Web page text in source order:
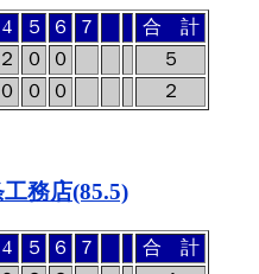
4 ５ ６ ７
合 計
２ ０ ０
５
０ ０ ０ ２
務店(85.5)
4 ５ ６ ７
合 計